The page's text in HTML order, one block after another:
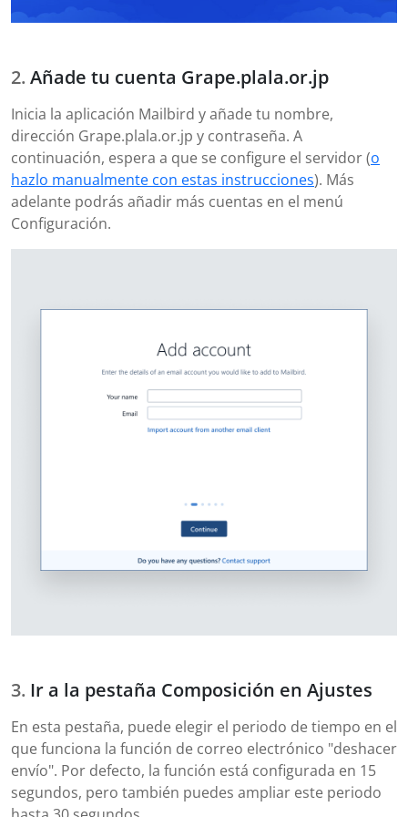
Añade tu cuenta Grape.plala.or.jp
Inicia la aplicación Mailbird y añade tu nombre,
dirección Grape.plala.or.jp y contraseña. A
continuación, espera a que se configure el servidor (o
hazlo manualmente con estas instrucciones). Más
adelante podrás añadir más cuentas en el menú
Configuración.
Ir a la pestaña Composición en Ajustes
En esta pestaña, puede elegir el periodo de tiempo en el
que funciona la función de correo electrónico "deshacer
envío". Por defecto, la función está configurada en 15
segundos, pero también puedes ampliar este periodo